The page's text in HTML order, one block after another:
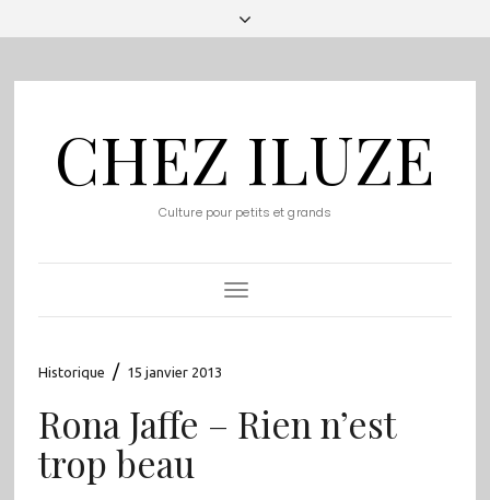
CHEZ ILUZE
Culture pour petits et grands
Toggle
Navigation
Historique / 15 janvier 2013
Rona Jaffe – Rien n’est
trop beau